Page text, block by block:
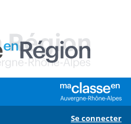
Se connecter